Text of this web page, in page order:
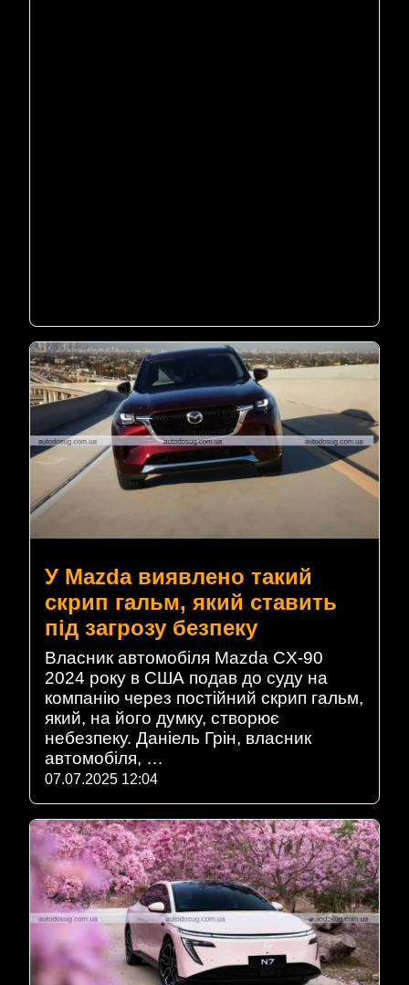
У Mazda виявлено такий
скрип гальм, який ставить
під загрозу безпеку
Власник автомобіля Mazda CX-90
2024 року в США подав до суду на
компанію через постійний скрип гальм,
який, на його думку, створює
небезпеку. Даніель Грін, власник
автомобіля, …
07.07.2025 12:04